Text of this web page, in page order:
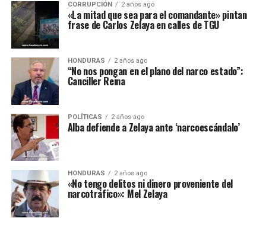
CORRUPCIÓN 2 años ago
«La mitad que sea para el comandante» pintan
frase de Carlos Zelaya en calles de TGU
HONDURAS 2 años ago
“No nos pongan en el plano del narco estado”:
Canciller Reina
POLÍTICAS 2 años ago
Alba defiende a Zelaya ante ‘narcoescándalo’
HONDURAS 2 años ago
«No tengo delitos ni dinero proveniente del
narcotráfico»: Mel Zelaya